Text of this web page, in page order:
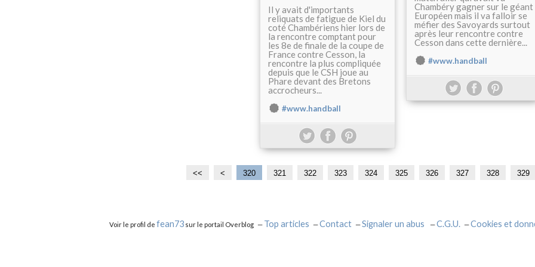
Chambéry gagner sur le géant
Européen mais il va falloir se
méfier des Savoyards surtout
après leur rencontre contre
Cesson dans cette dernière...
#www.handball
Il y avait d'importants
reliquats de fatigue de Kiel du
coté Chambériens hier lors de
la rencontre comptant pour
les 8e de finale de la coupe de
France contre Cesson, la
rencontre la plus compliquée
depuis que le CSH joue au
Phare devant des Bretons
accrocheurs...
#www.handball
<< <
3
3
320 321 322 323 324 325 326 327 328 329
Voir le profil de fean73 sur le portail Overblog Top articles Contact Signaler un abus C.G.U. Cookies et